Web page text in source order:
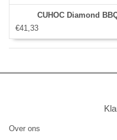
CUHOC Diamond
€41,33
Over ons